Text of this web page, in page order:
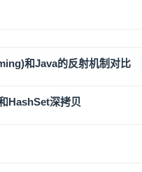
和Java的反射机制对比
HashSet深拷贝